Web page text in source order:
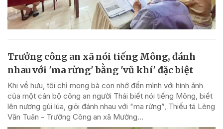
Trưởng công an xã nói tiếng Mông, đánh
nhau với 'ma rừng' bằng 'vũ khí' đặc biệt
Khi về hưu, tôi chỉ mong bà con nhớ đến mình với hình ảnh
của một cán bộ công an người Thái biết nói tiếng Mông, biết
lên nương gùi lúa, giỏi đánh nhau với "ma rừng”, Thiếu tá Lèng
Văn Tuân - Trưởng Công an xã Mường...